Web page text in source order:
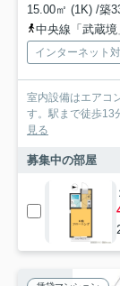
15.00㎡ (1K) /築
中央線「武蔵
インターネット
室内設備はエアコ
す。駅まで徒歩13
見る
募集中の部屋